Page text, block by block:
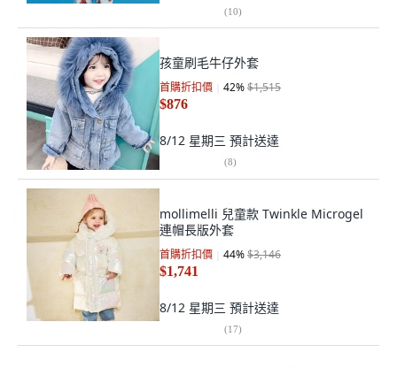
(10)
孩童刷毛牛仔外套
首購折扣價 42%$1,515
$876
8/12 星期三 預計送達
(8)
mollimelli 兒童款 Twinkle Microgel
連帽長版外套
首購折扣價 44%$3,146
$1,741
8/12 星期三 預計送達
(17)